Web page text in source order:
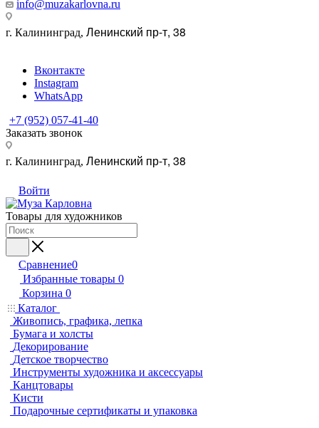
info@muzakarlovna.ru
г. Калининград, Ленинский пр-т, 38
Вконтакте
Instagram
WhatsApp
+7 (952) 057-41-40
Заказать звонок
г. Калининград, Ленинский пр-т, 38
Войти
Товары для художников
Сравнение0
Избранные товары 0
Корзина 0
Каталог
Живопись, графика, лепка
Бумага и холсты
Декорирование
Детское творчество
Инструменты художника и аксессуары
Канцтовары
Кисти
Подарочные сертификаты и упаковка